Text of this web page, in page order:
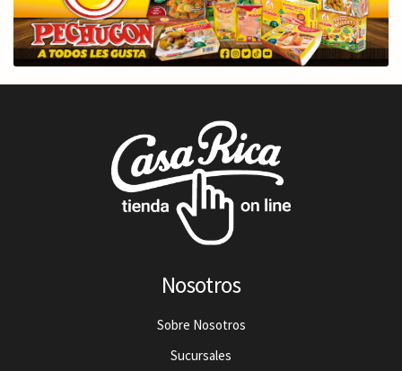
Nosotros
Sobre Nosotros
Sucursales